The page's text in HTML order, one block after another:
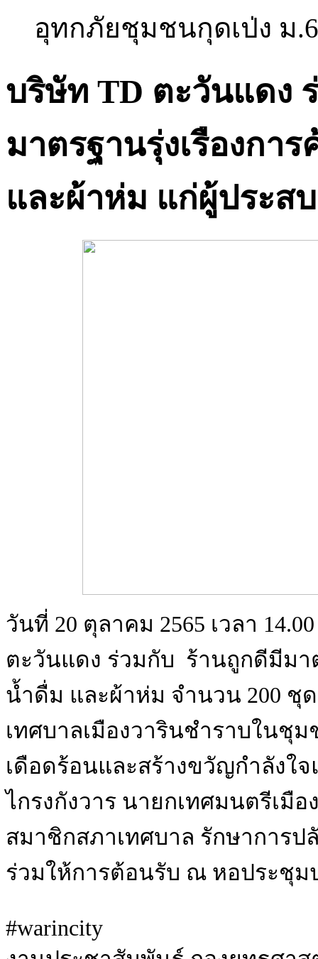
อุทกภัยชุมชนกุดเป่ง ม.6
บริษัท TD ตะวันแดง
มาตรฐานรุ่งเรืองกา
และผ้าห่ม แก่ผู้ประส
วันที่ 20 ตุลาคม 2565 เวลา
ตะวันแดง ร่วมกับ ร้านถูกดีมีมา
น้ำดื่ม และผ้าห่ม จำนวน 200
เทศบาลเมืองวารินชำราบในชุม
เดือดร้อนและสร้างขวัญกำลังใ
ไกรงกังวาร นายกเทศมนตรีเมื
สมาชิกสภาเทศบาล รักษาการ
ร่วมให้การต้อนรับ ณ หอประชุม
#warincity